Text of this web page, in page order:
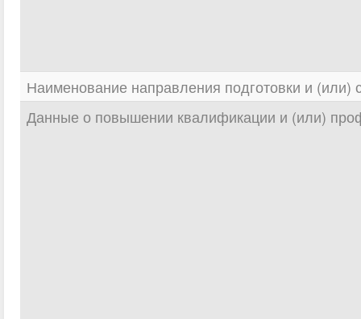
Наименование направления подготовки и (или)
Данные о повышении квалификации и (или)